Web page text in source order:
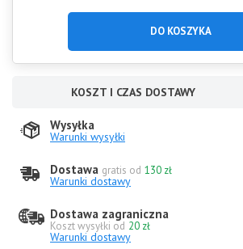
DO KOSZYKA
KOSZT I CZAS DOSTAWY
Wysyłka
Warunki wysyłki
Dostawa gratis od 130 zł
Warunki dostawy
Dostawa zagraniczna
Koszt wysyłki od 20 zł
Warunki dostawy